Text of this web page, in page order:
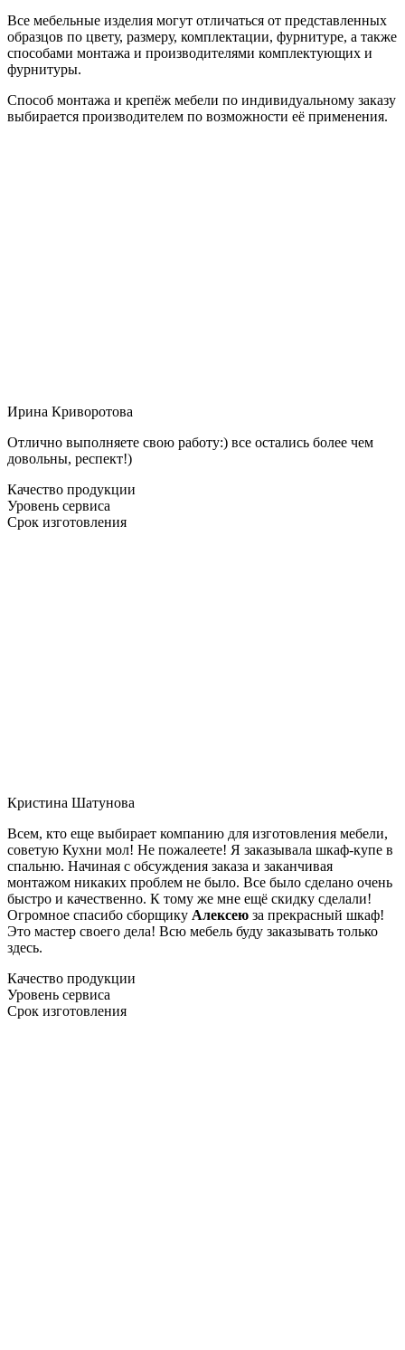
Все мебельные изделия могут отличаться от представленных
образцов по цвету, размеру, комплектации, фурнитуре, а также
способами монтажа и производителями комплектующих и
фурнитуры.
Способ монтажа и крепёж мебели по индивидуальному заказу
выбирается производителем по возможности её применения.
Ирина Криворотова
Отлично выполняете свою работу:) все остались более чем
довольны, респект!)
Качество продукции
Уровень сервиса
Срок изготовления
Кристина Шатунова
Всем, кто еще выбирает компанию для изготовления мебели,
советую Кухни мол! Не пожалеете! Я заказывала шкаф-купе в
спальню. Начиная с обсуждения заказа и заканчивая
монтажом никаких проблем не было. Все было сделано очень
быстро и качественно. К тому же мне ещё скидку сделали!
Огромное спасибо сборщику Алексею за прекрасный шкаф!
Это мастер своего дела! Всю мебель буду заказывать только
здесь.
Качество продукции
Уровень сервиса
Срок изготовления